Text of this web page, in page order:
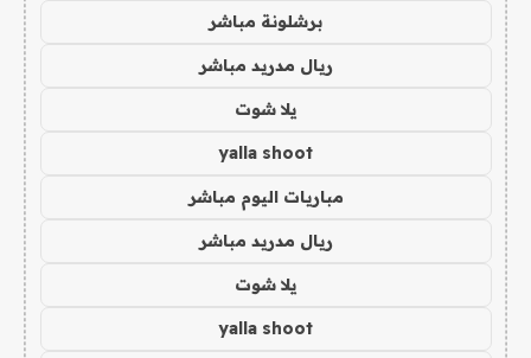
برشلونة مباشر
ريال مدريد مباشر
يلا شوت
yalla shoot
مباريات اليوم مباشر
ريال مدريد مباشر
يلا شوت
yalla shoot